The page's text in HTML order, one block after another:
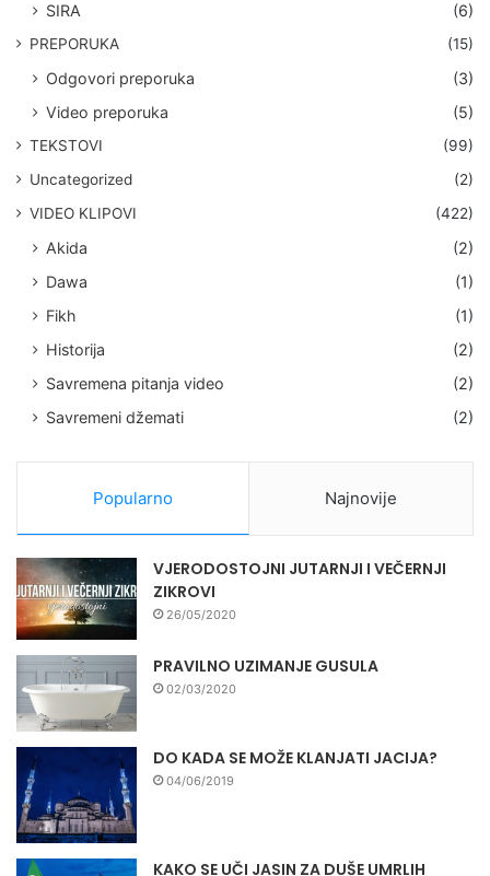
SIRA
(6)
PREPORUKA (15)
Odgovori preporuka
(3)
Video preporuka
(5)
TEKSTOVI
(99)
Uncategorized
(2)
VIDEO KLIPOVI
(422)
Akida
(2)
Dawa
(1)
Fikh
(1)
Historija
(2)
Savremena pitanja video
(2)
Savremeni džemati
(2)
Popularno Najnovije
VJERODOSTOJNI JUTARNJI I VEČERNJI
ZIKROVI
26/05/2020
PRAVILNO UZIMANJE GUSULA
02/03/2020
DO KADA SE MOŽE KLANJATI JACIJA?
04/06/2019
KAKO SE UČI JASIN ZA DUŠE UMRLIH